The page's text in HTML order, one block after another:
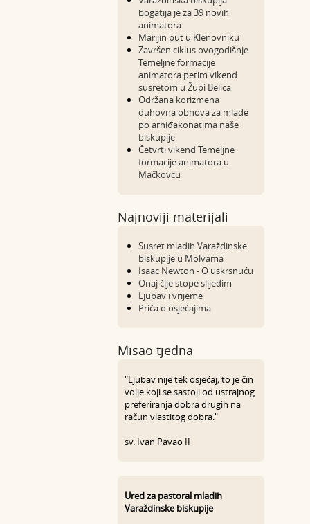
bogatija je za 39 novih
animatora
Marijin put u Klenovniku
Završen ciklus ovogodišnje
Temeljne formacije
animatora petim vikend
susretom u Župi Belica
Održana korizmena
duhovna obnova za mlade
po arhiđakonatima naše
biskupije
Četvrti vikend Temeljne
formacije animatora u
Mačkovcu
Najnoviji materijali
Susret mladih Varaždinske
biskupije u Molvama
Isaac Newton - O uskrsnuću
Onaj čije stope slijedim
Ljubav i vrijeme
Priča o osjećajima
Misao tjedna
"Ljubav nije tek osjećaj; to je čin
volje koji se sastoji od ustrajnog
preferiranja dobra drugih na
račun vlastitog dobra."
sv. Ivan Pavao II
Ured za pastoral mladih
Varaždinske biskupije